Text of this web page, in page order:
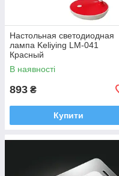
Настольная светодиодная
лампа Keliying LM-041
Красный
В наявності
893 ₴
Купити